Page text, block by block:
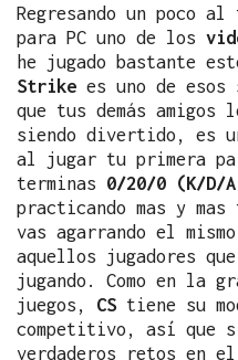
Regresando un poco
para PC uno de los
he jugado bastante
Strike es uno de esos
que tus demás amigos
siendo divertido, es
al jugar tu primera
terminas 0/20/0 (K/D/
practicando mas y
vas agarrando el
aquellos jugadores
jugando. Como en la
juegos, CS tiene su
competitivo, así que
verdaderos retos en